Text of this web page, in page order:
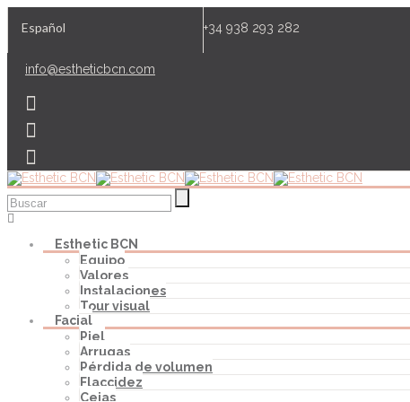
Español +34 938 293 282
info@estheticbcn.com
Esthetic BCN
Equipo
Valores
Instalaciones
Tour visual
Facial
Piel
Arrugas
Pérdida de volumen
Flaccidez
Cejas